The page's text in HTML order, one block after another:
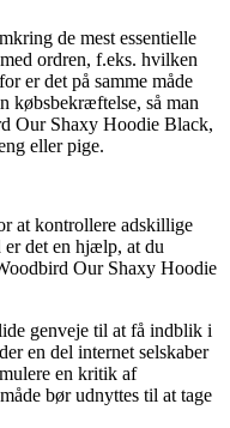
de mest essentielle
ordren, f.eks. hvilken
er det på samme måde
købsbekræftelse, så man
Our Shaxy Hoodie Black,
eller pige.
at kontrollere adskillige
er det en hjælp, at du
Our Shaxy Hoodie
genveje til at få indblik i
en del internet selskaber
en kritik af
bør udnyttes til at tage